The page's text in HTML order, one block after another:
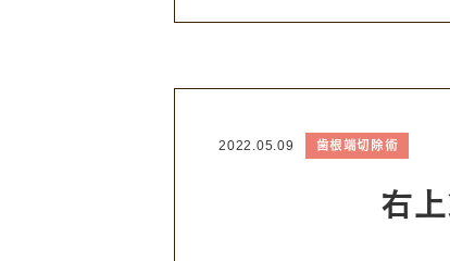
2022.05.09 歯根端切除術
右